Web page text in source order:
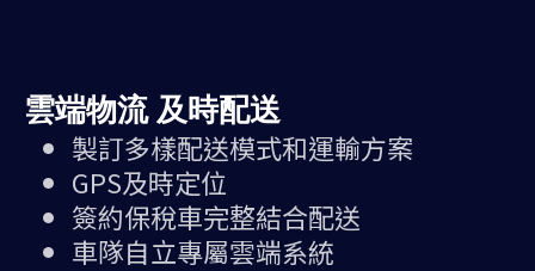
雲端物流 及時配送
製訂多樣配送模式和運輸方案
GPS及時定位
簽約保稅車完整結合配送
車隊自立專屬雲端系統